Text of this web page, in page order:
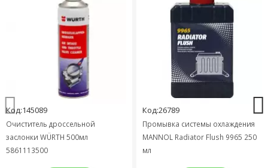
Код:145089
Очиститель дроссельной
заслонки WÜRTH 500мл
5861113500
Код:26789
Промывка системы охлаждения
MANNOL Radiator Flush 9965 250
мл